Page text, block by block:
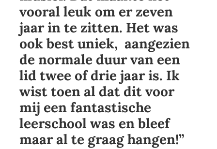
vooral leuk om er zeven
jaar in te zitten. Het was
ook best uniek, aangezien
de normale duur van een
lid twee of drie jaar is. Ik
wist toen al dat dit voor
mij een fantastische
leerschool was en bleef
maar al te graag hangen!”